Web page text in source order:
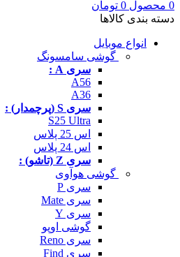
0 محصول 0 تومان
دسته بندی کالاها
انواع موبایل
گوشی سامسونگ
سری A :
A56
A36
سری S (پرچمدار) :
S25 Ultra
اس 25 پلاس
اس 24 پلاس
سری Z (تاشو) :
گوشی هوآوی
سری P
سری Mate
سری Y
گوشی اوپو
سری Reno
سری Find